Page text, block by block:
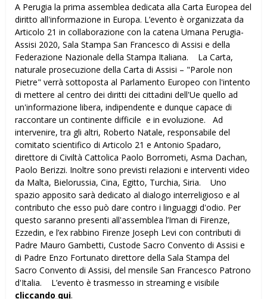
A Perugia la prima assemblea dedicata alla Carta Europea del
diritto all'informazione in Europa. L’evento è organizzata da
Articolo 21 in collaborazione con la catena Umana Perugia-
Assisi 2020, Sala Stampa San Francesco di Assisi e della
Federazione Nazionale della Stampa Italiana. La Carta,
naturale prosecuzione della Carta di Assisi – "Parole non
Pietre" verrà sottoposta al Parlamento Europeo con l'intento
di mettere al centro dei diritti dei cittadini dell'Ue quello ad
un'informazione libera, indipendente e dunque capace di
raccontare un continente difficile e in evoluzione. Ad
intervenire, tra gli altri, Roberto Natale, responsabile del
comitato scientifico di Articolo 21 e Antonio Spadaro,
direttore di Civiltà Cattolica Paolo Borrometi, Asma Dachan,
Paolo Berizzi. Inoltre sono previsti relazioni e interventi video
da Malta, Bielorussia, Cina, Egitto, Turchia, Siria. Uno
spazio apposito sarà dedicato al dialogo interreligioso e al
contributo che esso può dare contro i linguaggi d'odio. Per
questo saranno presenti all'assemblea l’Iman di Firenze,
Ezzedin, e l’ex rabbino Firenze Joseph Levi con contributi di
Padre Mauro Gambetti, Custode Sacro Convento di Assisi e
di Padre Enzo Fortunato direttore della Sala Stampa del
Sacro Convento di Assisi, del mensile San Francesco Patrono
d'Italia. L’evento è trasmesso in streaming e visibile
cliccando qui.